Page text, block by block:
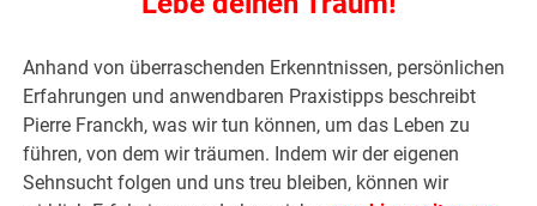
Anhand von überraschenden Erkenntnissen, persönlichen
Erfahrungen und anwendbaren Praxistipps beschreibt
Pierre Franckh, was wir tun können, um das Leben zu
führen, von dem wir träumen. Indem wir der eigenen
Sehnsucht folgen und uns treu bleiben, können wir